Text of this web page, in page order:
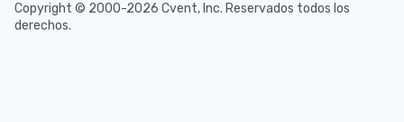
Copyright © 2000-2026 Cvent, Inc. Reservados todos los
derechos.